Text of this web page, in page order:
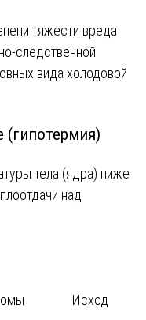
тяжести вреда
следственной
вида холодовой
(гипотермия)
тела (ядра) ниже
над
Исход